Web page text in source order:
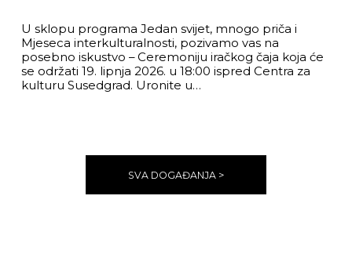
U sklopu programa Jedan svijet, mnogo priča i
Mjeseca interkulturalnosti, pozivamo vas na
posebno iskustvo – Ceremoniju iračkog čaja koja će
se održati 19. lipnja 2026. u 18:00 ispred Centra za
kulturu Susedgrad. Uronite u…
SVA DOGAĐANJA >